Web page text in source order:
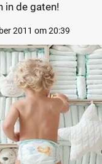
in de gaten!
2011 om 20:39